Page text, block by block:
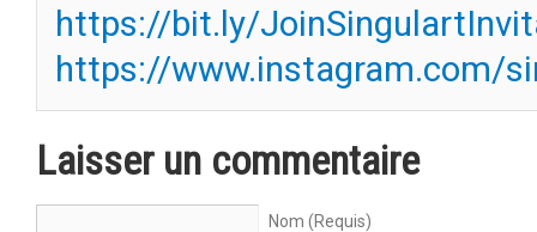
https://bit.ly/
https://www.instagram.com/
Laisser un commentaire
Nom (Requis)